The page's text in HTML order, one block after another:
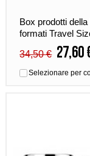
Box prodotti
formati Travel
Multiplying
34,50 € 27,60
Selezionare per